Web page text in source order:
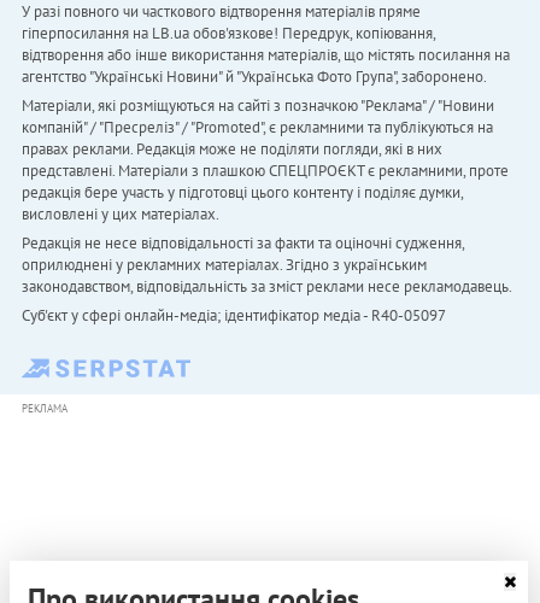
У разі повного чи часткового відтворення матеріалів пряме
гіперпосилання на LB.ua обов'язкове! Передрук, копіювання,
відтворення або інше використання матеріалів, що містять посилання на
агентство "Українськi Новини" й "Українська Фото Група", заборонено.
Матеріали, які розміщуються на сайті з позначкою "Реклама" / "Новини
компаній" / "Пресреліз" / "Promoted", є рекламними та публікуються на
правах реклами. Редакція може не поділяти погляди, які в них
представлені. Матеріали з плашкою СПЕЦПРОЄКТ є рекламними, проте
редакція бере участь у підготовці цього контенту і поділяє думки,
висловлені у цих матеріалах.
Редакція не несе відповідальності за факти та оціночні судження,
оприлюднені у рекламних матеріалах. Згідно з українським
законодавством, відповідальність за зміст реклами несе рекламодавець.
Cуб'єкт у сфері онлайн-медіа; ідентифікатор медіа - R40-05097
РЕКЛАМА